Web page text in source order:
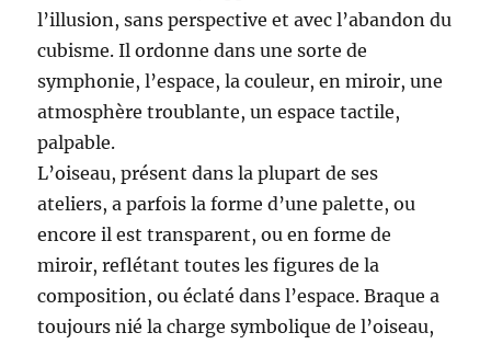
l’illusion, sans perspective et avec l’abandon du
cubisme. Il ordonne dans une sorte de
symphonie, l’espace, la couleur, en miroir, une
atmosphère troublante, un espace tactile,
palpable.
L’oiseau, présent dans la plupart de ses
ateliers, a parfois la forme d’une palette, ou
encore il est transparent, ou en forme de
miroir, reflétant toutes les figures de la
composition, ou éclaté dans l’espace. Braque a
toujours nié la charge symbolique de l’oiseau,